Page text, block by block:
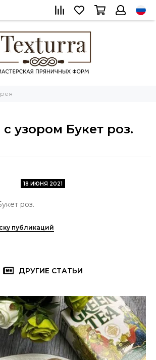
узором Букет роз.
18 ИЮНЯ 2021
роз.
публикаций
ДРУГИЕ СТАТЬИ